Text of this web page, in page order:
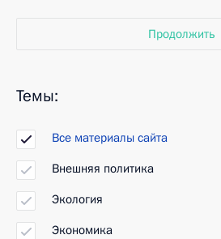
Продолжить
Темы:
Все материалы сайта
Внешняя политика
Экология
Экономика